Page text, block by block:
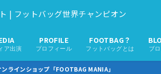
| フットバッグ世界チャンピオン
ア出演
PROFILE
プロフィール
FOOTBAG？
フットバッグとは ブ
ラインショップ「FOOTBAG MANIA」